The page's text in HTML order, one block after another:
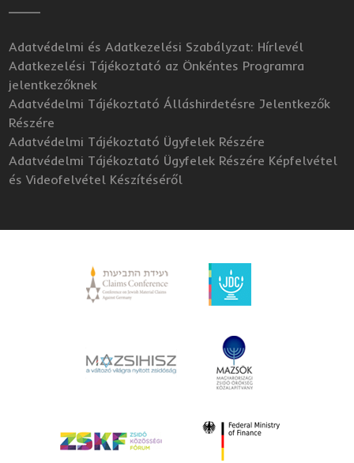
Adatvédelmi és Adatkezelési Szabályzat: Hírlevél
Adatkezelési Tájékoztató az Önkéntes Programra
jelentkezőknek
Adatvédelmi Tájékoztató Álláshirdetésre Jelentkezők
Részére
Adatvédelmi Tájékoztató Ügyfelek Részére
Adatvédelmi Tájékoztató Ügyfelek Részére Képfelvétel
és Videofelvétel Készítéséről